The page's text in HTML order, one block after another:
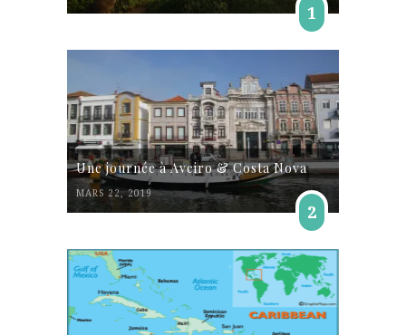
1
Une journée à Aveiro & Costa Nova
MARS 22, 2019
2